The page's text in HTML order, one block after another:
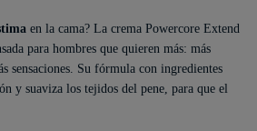
en la cama? La crema Powercore Extend
para hombres que quieren más: más
sensaciones. Su fórmula con ingredientes
y suaviza los tejidos del pene, para que el